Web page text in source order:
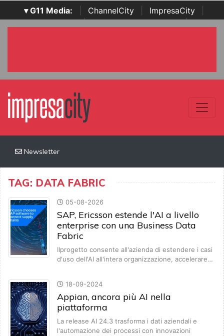
▾ G11 Media: ChannelCity ImpresaCity
SecurityOpenLab | Italian Channel Awards | Italian
Newsletter
TAG: DATA FABRIC
05-08-2026
SAP, Ericsson estende l'AI a livello
enterprise con una Business Data
Fabric
Ilprogetto consente all'azienda di estendere i casi
d'uso dell'AI all'intera organizzazione, accelerare…
18-09-2024
Appian, ancora più AI nella
piattaforma
La release AI 24.3 trasforma i dati aziendali e
l'automazione dei processi con innovazioni